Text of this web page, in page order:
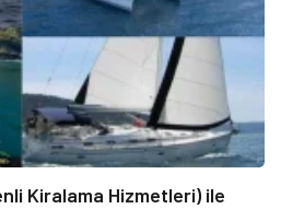
Kiralama Hizmetleri) ile